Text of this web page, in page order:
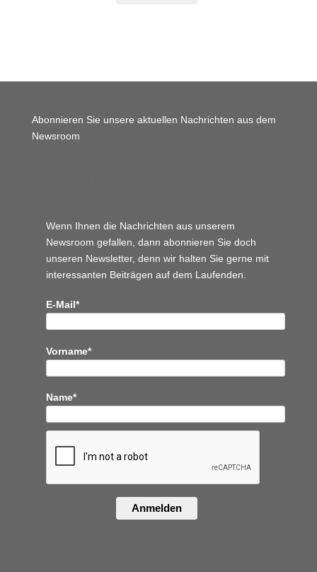
Abonnieren Sie unsere aktuellen Nachrichten aus dem
Newsroom
Wenn Ihnen die Nachrichten aus unserem
Newsroom gefallen, dann abonnieren Sie doch
unseren Newsletter, denn wir halten Sie gerne mit
interessanten Beiträgen auf dem Laufenden.
E-Mail*
Vorname*
Name*
Anmelden